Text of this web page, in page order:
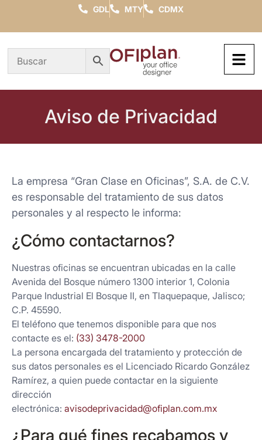
GDL MTY CDMX
Aviso de Privacidad
La empresa “Gran Clase en Oficinas”, S.A. de C.V.
es responsable del tratamiento de sus datos
personales y al respecto le informa:
¿Cómo contactarnos?
Nuestras oficinas se encuentran ubicadas en la calle
Avenida del Bosque número 1300 interior 1, Colonia
Parque Industrial El Bosque II, en Tlaquepaque, Jalisco;
C.P. 45590.
El teléfono que tenemos disponible para que nos
contacte es el: (33) 3478-2000
La persona encargada del tratamiento y protección de
sus datos personales es el Licenciado Ricardo González
Ramírez, a quien puede contactar en la siguiente
dirección
electrónica: avisodeprivacidad@ofiplan.com.mx
¿Para qué fines recabamos y